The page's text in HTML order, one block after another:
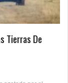
Tierras De